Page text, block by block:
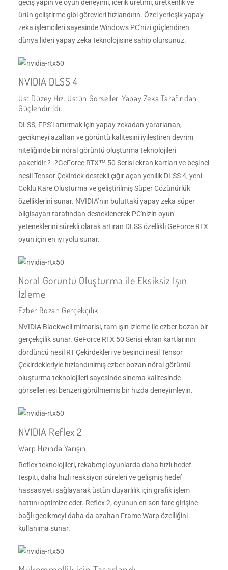
geçiş yapın ve oyun deneyimi, içerik üretimi, üretkenlik ve
ürün geliştirme gibi görevleri hızlandırın. Özel yerleşik yapay
zeka işlemcileri sayesinde Windows PC'nizi güçlendiren
dünya lideri yapay zeka teknolojisine sahip olursunuz.
NVIDIA DLSS 4
Üst Düzey Hız. Üstün Görseller. Yapay Zeka Tarafından
Güçlendirildi.
DLSS, FPS’i artırmak için yapay zekadan yararlanan,
gecikmeyi azaltan ve görüntü kalitesini iyileştiren devrim
niteliğinde bir nöral görüntü oluşturma teknolojileri
paketidir.? .?GeForce RTX™ 50 Serisi ekran kartları ve beşinci
nesil Tensor Çekirdek destekli çığır açan yenilik DLSS 4, yeni
Çoklu Kare Oluşturma ve geliştirilmiş Süper Çözünürlük
özelliklerini sunar. NVIDIA’nın buluttaki yapay zeka süper
bilgisayarı tarafından desteklenerek PC'nizin oyun
yeteneklerini sürekli olarak artıran DLSS özellikli GeForce RTX
oyun için en iyi yolu sunar.
Nöral Görüntü Oluşturma ile Eksiksiz Işın
İzleme
Ezber Bozan Gerçekçilik
NVIDIA Blackwell mimarisi, tam ışın izleme ile ezber bozan bir
gerçekçilik sunar. GeForce RTX 50 Serisi ekran kartlarının
dördüncü nesil RT Çekirdekleri ve beşinci nesil Tensor
Çekirdekleriyle hızlandırılmış ezber bozan nöral görüntü
oluşturma teknolojileri sayesinde sinema kalitesinde
görselleri eşi benzeri görülmemiş bir hızda deneyimleyin.
NVIDIA Reflex 2
Warp Hızında Yarışın
Reflex teknolojileri, rekabetçi oyunlarda daha hızlı hedef
tespiti, daha hızlı reaksiyon süreleri ve gelişmiş hedef
hassasiyeti sağlayarak üstün duyarlılık için grafik işlem
hattını optimize eder. Reflex 2, oyunun en son fare girişine
bağlı gecikmeyi daha da azaltan Frame Warp özelliğini
kullanıma sunar.